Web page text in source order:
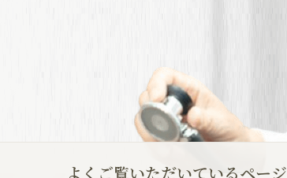
よくご覧いただいているページ